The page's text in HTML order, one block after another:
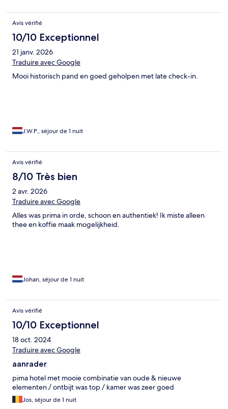
Avis vérifié
10/10 Exceptionnel
21 janv. 2026
Traduire avec Google
Mooi historisch pand en goed geholpen met late check-in.
J.W.P., séjour de 1 nuit
Avis vérifié
8/10 Très bien
2 avr. 2026
Traduire avec Google
Alles was prima in orde, schoon en authentiek! Ik miste alleen
thee en koffie maak mogelijkheid.
Johan, séjour de 1 nuit
Avis vérifié
10/10 Exceptionnel
18 oct. 2024
Traduire avec Google
aanrader
pima hotel met mooie combinatie van oude & nieuwe
elementen / ontbijt was top / kamer was zeer goed
Jos, séjour de 1 nuit